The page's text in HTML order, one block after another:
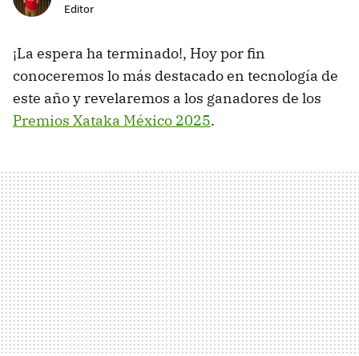
Editor
¡La espera ha terminado!, Hoy por fin
conoceremos lo más destacado en tecnología de
este año y revelaremos a los ganadores de los
Premios Xataka México 2025.